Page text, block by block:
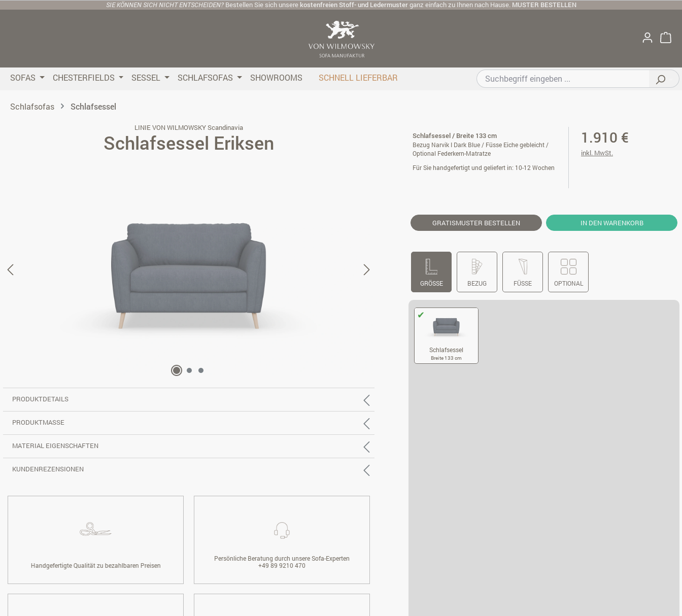
Hauptinhalt springen
Zur Suche springen
Zur Hauptnavigation springen
SIE KÖNNEN SICH NICHT ENTSCHEIDEN? Bestellen Sie sich unsere kostenfreien Stoff- und Ledermusterganz einfach zu Ihnen nach Hause. MUSTER BESTELLEN
SOFAS CHESTERFIELDS SESSEL SCHLAFSOFAS SHOWROOMS SCHNELL LIEFERBAR
Schlafsofas Schlafsessel
LINIE VON WILMOWSKY Scandinavia
Schlafsessel Eriksen Schlafsessel / Breite 133 cm
Bezug Narvik I Dark Blue / Füsse Eiche gebleicht /
Optional Federkern-Matratze
Für Sie handgefertigt und geliefert in: 10-12 Wochen
1.910 €
inkl. MwSt.
GRATISMUSTER BESTELLEN IN DEN WARENKORB
GRÖSSE BEZUG FÜSSE OPTIONAL
Schlafsessel
Breite 133 cm
PRODUKTDETAILS
PRODUKTMASSE
MATERIAL EIGENSCHAFTEN
KUNDENREZENSIONEN
Handgefertigte Qualität zu bezahlbaren Preisen
Persönliche Beratung durch unsere Sofa-Experten
+49 89 9210 470